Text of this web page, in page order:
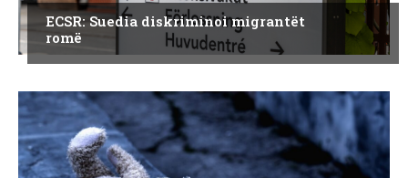
ECSR: Suedia diskriminoi migrantët
romë